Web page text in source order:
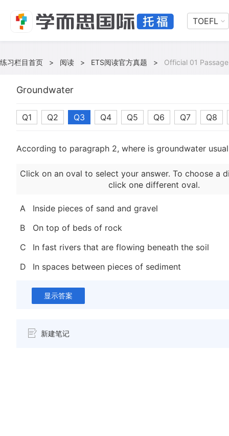
TOEFL
练习栏目首页 > 阅读 > ETS阅读官方真题 > Official 01
Groundwater
Q1 Q2 Q3 Q4 Q5 Q6 Q7 Q8
According to paragraph 2, where is groundwater
Click on an oval to select your answer. To choose a
click one different oval.
A
Inside pieces of sand and gravel
B
On top of beds of rock
C
In fast rivers that are flowing beneath the soil
D
In spaces between pieces of sediment
显示答案
新建笔记